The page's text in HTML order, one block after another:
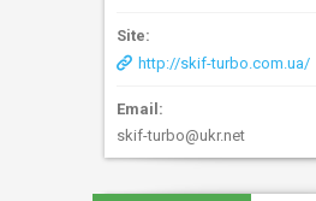
http://skif-turbo.com.ua/
skif-turbo@ukr.net